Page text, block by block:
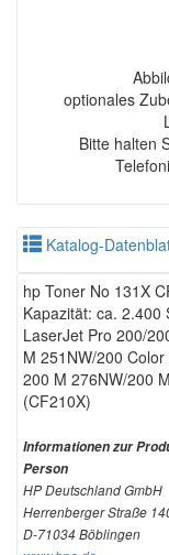
optionales
Bitte halten
Katalog-
hp Toner No 131X
Kapazität: ca. 2.400
LaserJet Pro 200/
M 251NW/200
200 M 276NW/200
(CF210X)
Informationen zur
Person
HP Deutschland GmbH
Herrenberger Straße
D-71034 Böblingen